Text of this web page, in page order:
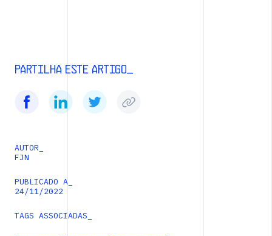
Partilha este artigo_
AUTOR_
FJN
PUBLICADO A_
24/11/2022
TAGS ASSOCIADAS_